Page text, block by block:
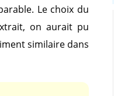
Le choix du
on aurait pu
similaire dans